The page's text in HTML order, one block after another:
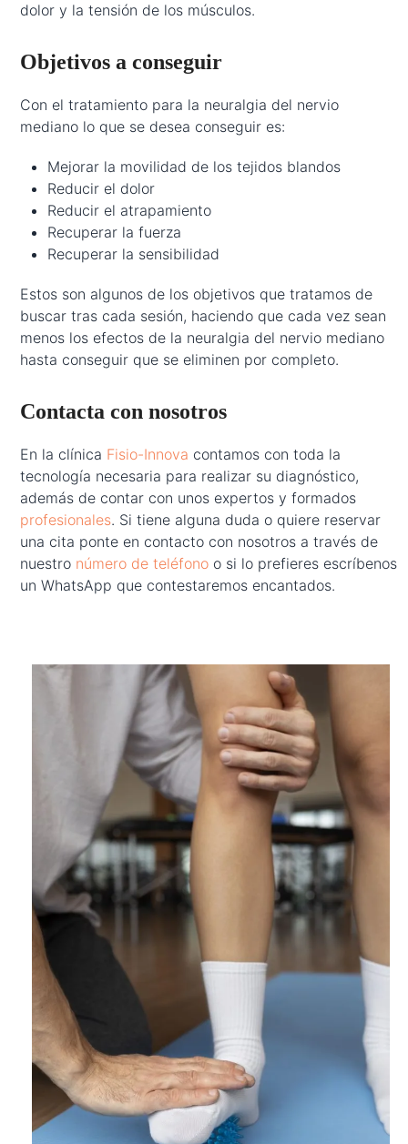
dolor y la tensión de los músculos.
Objetivos a conseguir
Con el tratamiento para la neuralgia del nervio
mediano lo que se desea conseguir es:
Mejorar la movilidad de los tejidos blandos
Reducir el dolor
Reducir el atrapamiento
Recuperar la fuerza
Recuperar la sensibilidad
Estos son algunos de los objetivos que tratamos de
buscar tras cada sesión, haciendo que cada vez sean
menos los efectos de la neuralgia del nervio mediano
hasta conseguir que se eliminen por completo.
Contacta con nosotros
En la clínica Fisio-Innova contamos con toda la
tecnología necesaria para realizar su diagnóstico,
además de contar con unos expertos y formados
profesionales. Si tiene alguna duda o quiere reservar
una cita ponte en contacto con nosotros a través de
nuestro número de teléfono o si lo prefieres escríbenos
un WhatsApp que contestaremos encantados.